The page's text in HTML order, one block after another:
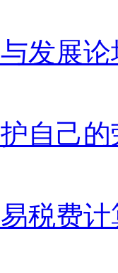
发展
自己
税费